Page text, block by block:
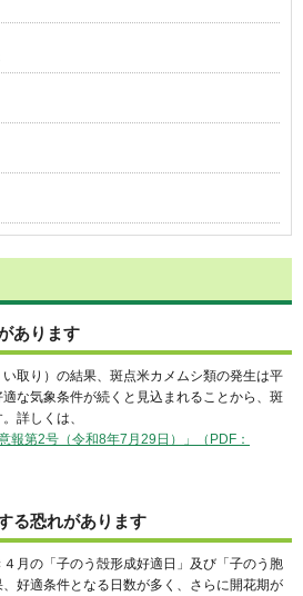
あります
取り）の結果、斑点米カメムシ類の発生は平
な気象条件が続くと見込まれることから、斑
詳しくは、
報第2号（令和8年7月29日）」（PDF：
る恐れがあります
月の「子のう殻形成好適日」及び「子のう胞
好適条件となる日数が多く、さらに開花期が